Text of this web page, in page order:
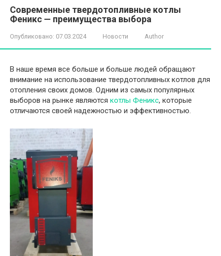
Современные твердотопливные котлы
Феникс — преимущества выбора
Опубликовано: 07.03.2024 Новости Author
В наше время все больше и больше людей обращают
внимание на использование твердотопливных котлов для
отопления своих домов. Одним из самых популярных
выборов на рынке являются котлы Феникс, которые
отличаются своей надежностью и эффективностью.